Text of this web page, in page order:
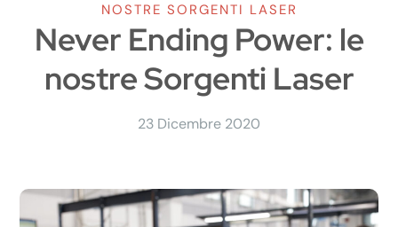
NOSTRE SORGENTI LASER
Never Ending Power: le
nostre Sorgenti Laser
23 Dicembre 2020